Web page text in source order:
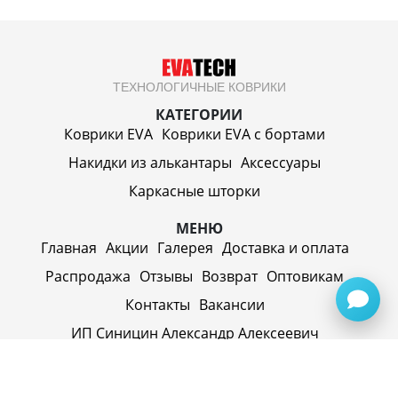
ТЕХНОЛОГИЧНЫЕ КОВРИКИ
КАТЕГОРИИ
Коврики EVA Коврики EVA c бортами
Накидки из алькантары Аксессуары
Каркасные шторки
МЕНЮ
Главная Акции Галерея Доставка и оплата
Распродажа Отзывы Возврат Оптовикам
Контакты Вакансии
ИП Синицин Александр Алексеевич